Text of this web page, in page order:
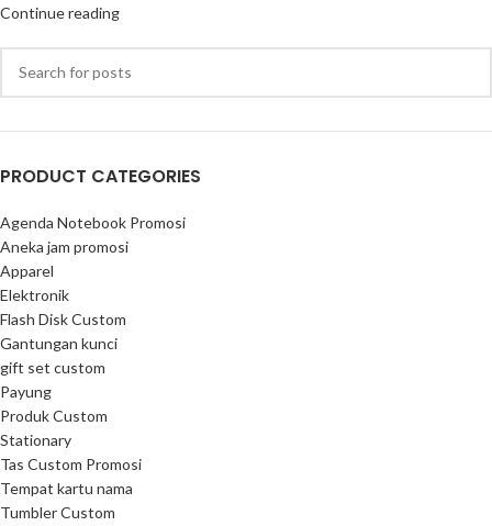
Continue reading
PRODUCT CATEGORIES
Agenda Notebook Promosi
Aneka jam promosi
Apparel
Elektronik
Flash Disk Custom
Gantungan kunci
gift set custom
Payung
Produk Custom
Stationary
Tas Custom Promosi
Tempat kartu nama
Tumbler Custom